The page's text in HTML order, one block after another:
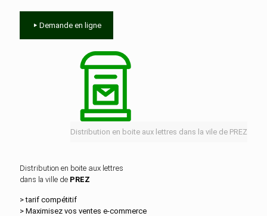
Demande en ligne
Distribution en boite aux lettres dans la vile de PREZ
Distribution en boite aux lettres
dans la ville de PREZ
> tarif compétitif
> Maximisez vos ventes e‑commerce